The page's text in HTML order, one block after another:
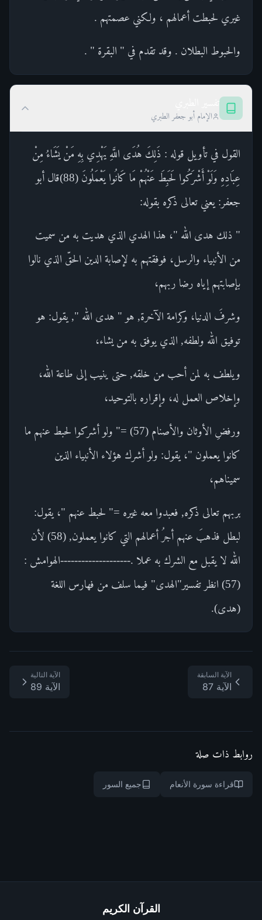
غيري لحبطت أعمالهم ، ولكني عصمتهم .
والحبوط البطلان . وقد تقدم في " البقرة " .
الإمام أبو جعفر الطبري
القول في تأويل قوله : ذَلِكَ هُدَى اللَّهِ يَهْدِي بِهِ مَنْ يَشَاءُ مِنْ
عِبَادِهِ وَلَوْ أَشْرَكُوا لَحَبِطَ عَنْهُمْ مَا كَانُوا يَعْمَلُونَ (88)قال أبو
جعفر: يعني تعالى ذكره بقوله:
" ذلك هدى الله "، هذا الهدي الذي هديت به من سميت
من الأنبياء والرسل، فوفقتهم به لإصابة الدين الحقّ الذي نالوا
بإصابتهم إياه رضا ربهم،
وشرفَ الدنيا، وكرامة الآخرة, هو " هدى الله ", يقول: هو
توفيق الله ولطفه, الذي يوفق به من يشاء،
ويلطف به لمن أحب من خلقه, حتى ينيب إلى طاعة الله،
وإخلاص العمل له، وإقراره بالتوحيد،
ورفضِ الأوثان والأصنام (57) =" ولو أشركوا لحبط عنهم ما
كانوا يعملون "، يقول: ولو أشرك هؤلاء الأنبياء الذين
سميناهم،
بربهم تعالى ذكره, فعبدوا معه غيره =" لحبط عنهم "، يقول:
لبطل فذهبَ عنهم أجرُ أعمالهم التي كانوا يعملون, (58) لأن
الله لا يقبل مع الشرك به عملا .--------------------الهوامش :
(57) انظر تفسير"الهدى" فيما سلف من فهارس اللغة
(هدى).
الآية السابقة
الآية 87
الآية التالية
الآية 89
روابط ذات صلة
قراءة سورة الأنعام جميع السور
القرآن الكريم